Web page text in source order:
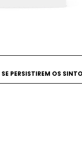
PERSISTIREM OS